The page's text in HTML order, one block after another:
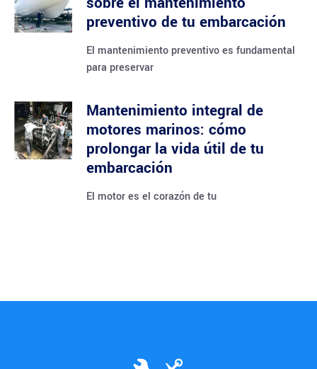
preventivo de tu embarcación
El mantenimiento preventivo es fundamental
para preservar
Mantenimiento integral de
motores marinos: cómo
prolongar la vida útil de tu
embarcación
El motor es el corazón de tu